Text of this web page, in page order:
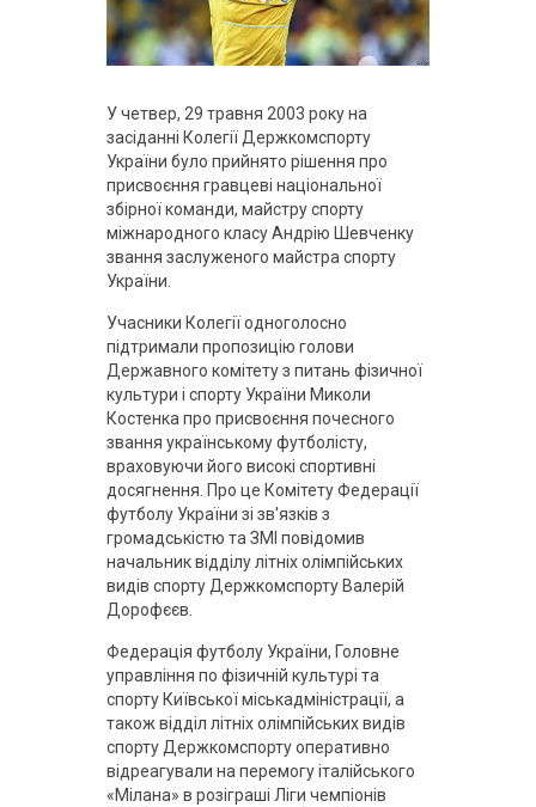
У четвер, 29 травня 2003 року на
засіданні Колегії Держкомспорту
України було прийнято рішення про
присвоєння гравцеві національної
збірної команди, майстру спорту
міжнародного класу Андрію Шевченку
звання заслуженого майстра спорту
України.
Учасники Колегії одноголосно
підтримали пропозицію голови
Державного комітету з питань фізичної
культури і спорту України Миколи
Костенка про присвоєння почесного
звання українському футболісту,
враховуючи його високі спортивні
досягнення. Про це Комітету Федерації
футболу України зі зв'язків з
громадськістю та ЗМІ повідомив
начальник відділу літніх олімпійських
видів спорту Держкомспорту Валерій
Дорофєєв.
Федерація футболу України, Головне
управління по фізичній культурі та
спорту Київської міськадміністрації, а
також відділ літніх олімпійських видів
спорту Держкомспорту оперативно
відреагували на перемогу італійського
«Мілана» в розіграші Ліги чемпіонів